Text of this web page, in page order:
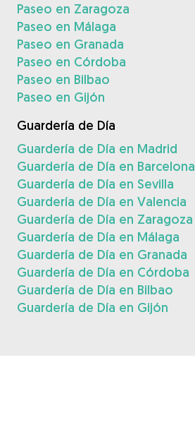
Paseo en Zaragoza
Paseo en Málaga
Paseo en Granada
Paseo en Córdoba
Paseo en Bilbao
Paseo en Gijón
Guardería de Día
Guardería de Día en Madrid
Guardería de Día en Barcelona
Guardería de Día en Sevilla
Guardería de Día en Valencia
Guardería de Día en Zaragoza
Guardería de Día en Málaga
Guardería de Día en Granada
Guardería de Día en Córdoba
Guardería de Día en Bilbao
Guardería de Día en Gijón